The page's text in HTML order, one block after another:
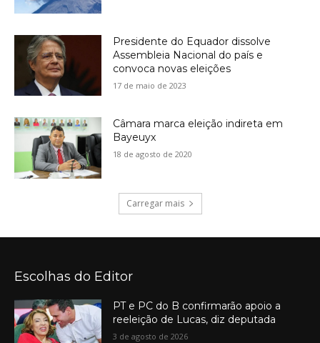
Presidente do Equador dissolve
Assembleia Nacional do país e
convoca novas eleições
17 de maio de 2023
Câmara marca eleição indireta em
Bayeuyx
18 de agosto de 2020
Carregar mais
Escolhas do Editor
PT e PC do B confirmarão apoio a
reeleição de Lucas, diz deputada
3 de agosto de 2026